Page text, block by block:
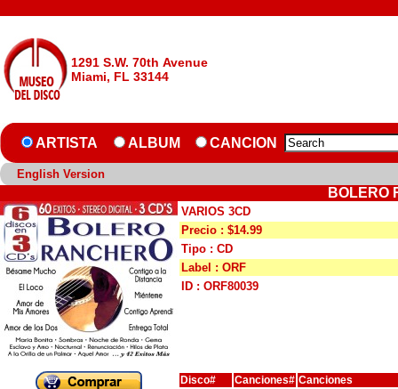
1291 S.W. 70th Avenue
Miami, FL 33144
ARTISTA ALBUM CANCION
English Version
BOLERO
VARIOS 3CD
Precio : $14.99
Tipo : CD
Label : ORF
ID : ORF80039
Disco# Canciones# Canciones